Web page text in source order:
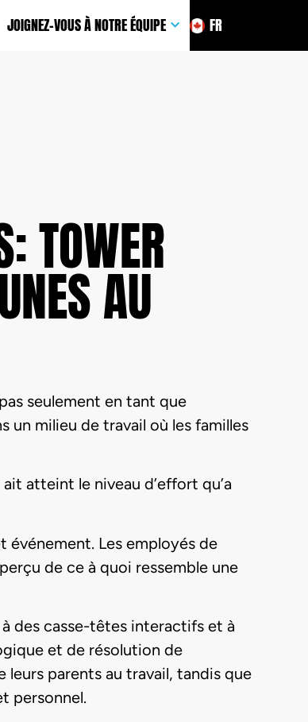
JOIGNEZ-VOUS À NOTRE ÉQUIPE FR
TOWER
AU
seulement en tant que
un milieu de travail où les familles
atteint le niveau d’effort qu’a
événement. Les employés de
de ce à quoi ressemble une
des casse-têtes interactifs et à
et de résolution de
leurs parents au travail, tandis que
personnel.